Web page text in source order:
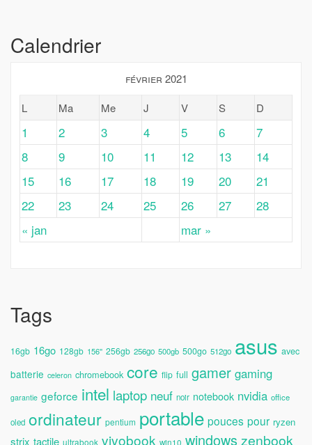
Calendrier
février 2021
L
Ma Me J V S D
« jan mar »
1 2 3 4 5 6
7
8
9 10 11 12 13
14
15
16 17 18 19 20
21
22
23 24 25 26 27 28
Tags
16gb 16go 128gb 156'' 256gb 256go 500gb 500go 512go asus avec
batterie celeron chromebook core flip full gamer gaming
garantie geforce intel laptop neuf noir notebook nvidia office
oled ordinateur pentium portable pouces pour ryzen
strix tactile ultrabook vivobook win10 windows zenbook